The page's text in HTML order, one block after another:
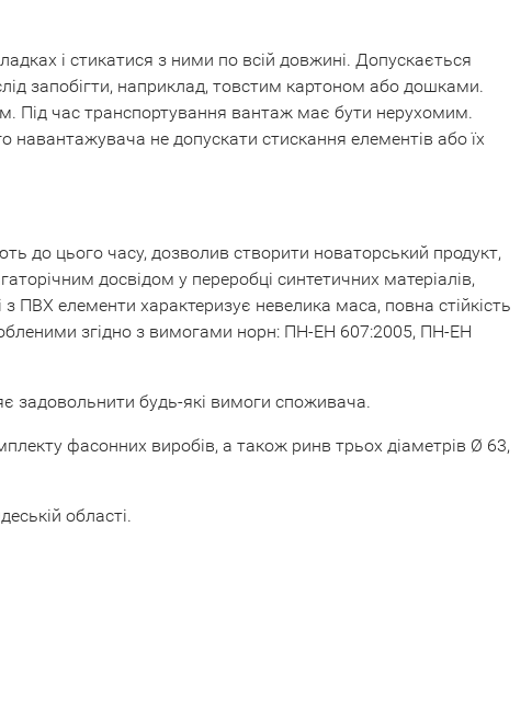
і стикатися з ними по всій довжині. Допускається
запобігти, наприклад, товстим картоном або дошками.
Під час транспортування вантаж має бути нерухомим.
не допускати стискання елементів або їх
до цього часу, дозволив створити новаторський продукт,
досвідом у переробці синтетичних матеріалів,
ПВХ елементи характеризує невелика маса, повна стійкість
згідно з вимогами норн: ПН-ЕН 607:2005, ПН-ЕН
задовольнити будь-які вимоги споживача.
фасонних виробів, а також ринв трьох діаметрів Ø 63,
області.